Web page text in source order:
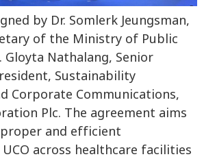
by Dr. Somlerk Jeungsman,
of the Ministry of Public
Gloyta Nathalang, Senior
Sustainability
Corporate Communications,
Plc. The agreement aims
and efficient
across healthcare facilities